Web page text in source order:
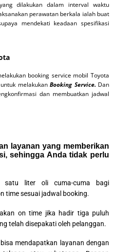
dilakukan dalam interval waktu
perawatan berkala ialah buat
mendekati keadaan spesifikasi
booking service mobil Toyota
melakukan Booking Service. Dan
dan membuatkan jadwal
layanan yang memberikan
sehingga Anda tidak perlu
satu liter oli cuma-cuma bagi
time sesuai jadwal booking.
on time jika hadir tiga puluh
telah disepakati oleh pelanggan.
mendapatkan layanan dengan